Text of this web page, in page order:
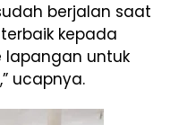
berjalan saat
kepada
lapangan untuk
ucapnya.